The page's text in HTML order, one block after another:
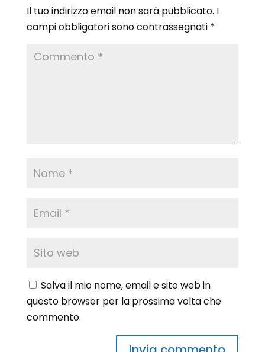
Il tuo indirizzo email non sarà pubblicato. I
campi obbligatori sono contrassegnati *
Salva il mio nome, email e sito web in
questo browser per la prossima volta che
commento.